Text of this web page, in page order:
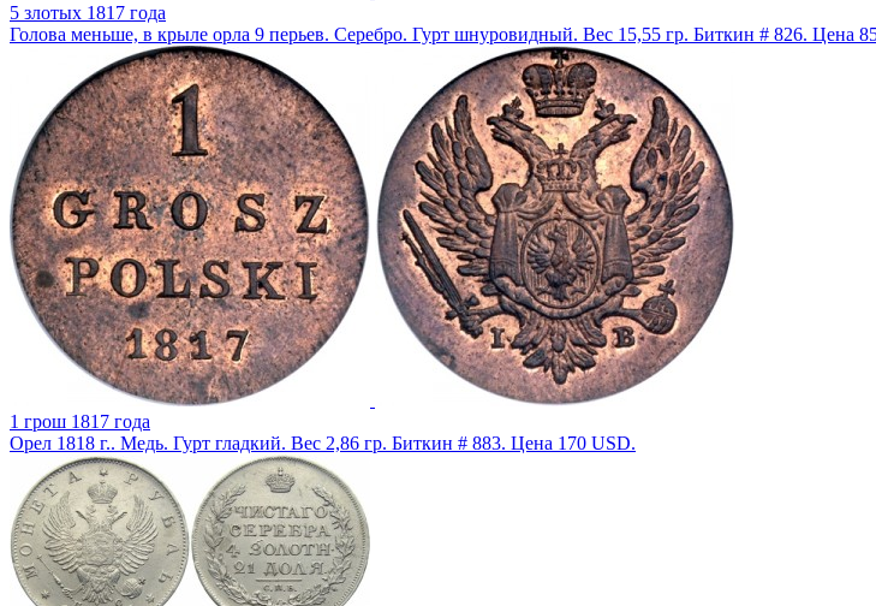
5 злотых 1817 года
Голова меньше, в крыле орла 9 перьев. Серебро. Гурт шнуровидный. Вес 15,55 гр. Биткин # 826. Цена
1 грош 1817 года
Орел 1818 г.. Медь. Гурт гладкий. Вес 2,86 гр. Биткин # 883. Цена 170 USD.